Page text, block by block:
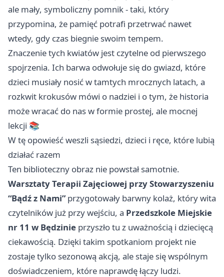
ale mały, symboliczny pomnik - taki, który
przypomina, że pamięć potrafi przetrwać nawet
wtedy, gdy czas biegnie swoim tempem.
Znaczenie tych kwiatów jest czytelne od pierwszego
spojrzenia. Ich barwa odwołuje się do gwiazd, które
dzieci musiały nosić w tamtych mrocznych latach, a
rozkwit krokusów mówi o nadziei i o tym, że historia
może wracać do nas w formie prostej, ale mocnej
lekcji 📚
W tę opowieść weszli sąsiedzi, dzieci i ręce, które lubią
działać razem
Ten biblioteczny obraz nie powstał samotnie.
Warsztaty Terapii Zajęciowej przy Stowarzyszeniu
“Bądź z Nami”przygotowały barwny kolaż, który wita
czytelników już przy wejściu, a Przedszkole Miejskie
nr 11 w Będzinie przyszło tu z uważnością i dziecięcą
ciekawością. Dzięki takim spotkaniom projekt nie
zostaje tylko sezonową akcją, ale staje się wspólnym
doświadczeniem, które naprawdę łączy ludzi.